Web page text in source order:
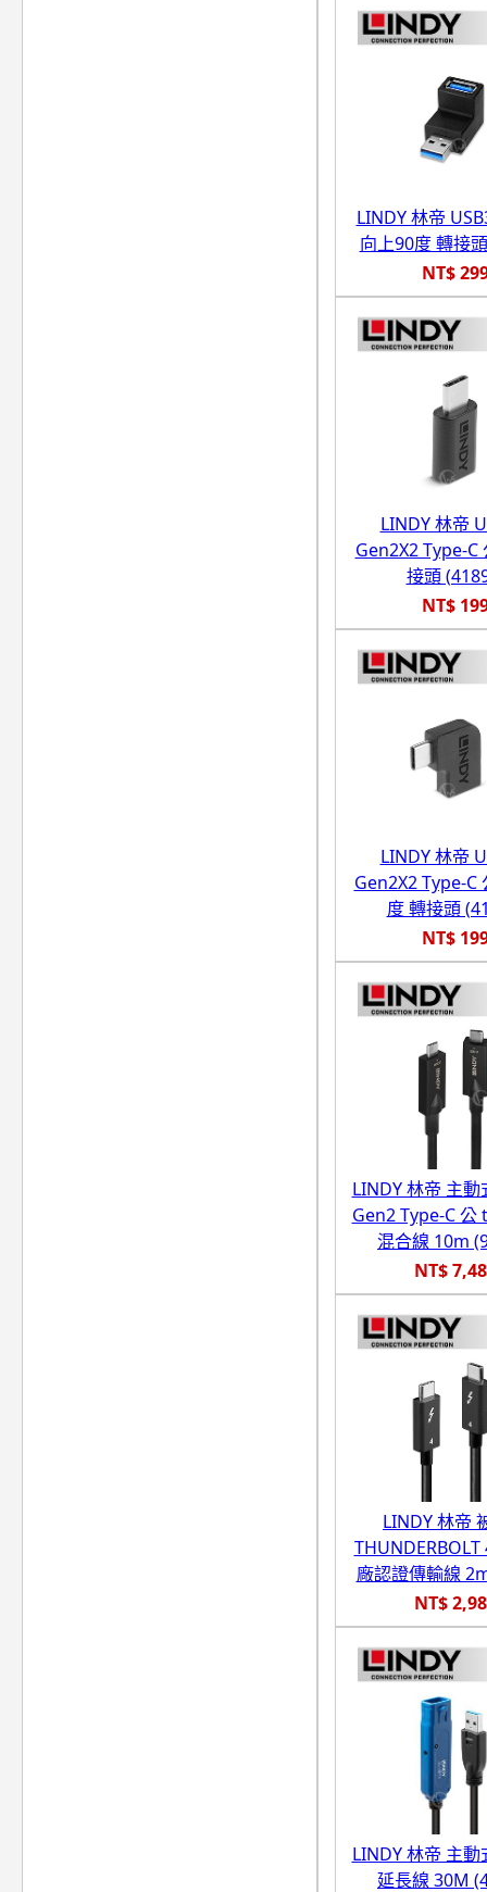
LINDY 林帝
向上90度 轉接
NT$
LINDY 林帝
Gen2X2 Type-C
接頭
NT$
LINDY 林帝
Gen2X2 Type-C
度 轉接頭
NT$
LINDY 林帝 主動
Gen2 Type-C 公
混合線 10m
NT$
LINDY 林帝
廠認證傳輸線
NT$
LINDY 林帝 主動
延長線 30M